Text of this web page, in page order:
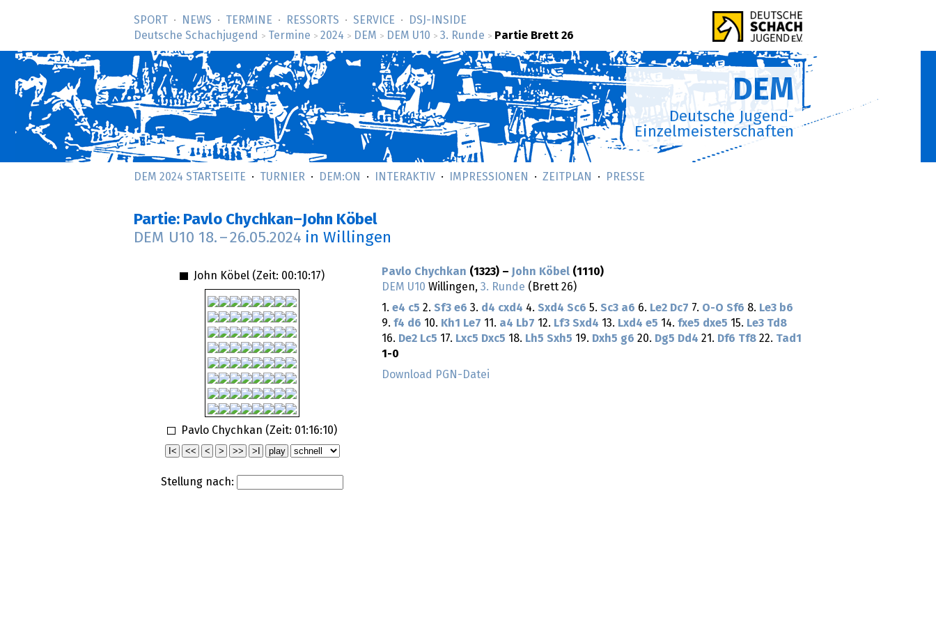
SPORT NEWS TERMINE RESSORTS SERVICE
DSJ-­INSIDE
Deutsche Schachjugend
> Termine > 2024 > DEM > DEM U10 > 3. Runde > Partie Brett 26
DEM
Deutsche Jugend-
Einzelmeisterschaften
DEM 2024 STARTSEITE TURNIER DEM:ON INTERAKTIV IMPRESSIONEN ZEITPLAN PRESSE
Partie: Pavlo Chychkan–John Köbel
DEM U10 18. –26.05.2024 in Willingen
John Köbel (Zeit: 00:10:17)
Pavlo Chychkan (Zeit: 01:16:10)
Stellung nach:
Pavlo Chychkan (1323) – John Köbel (1110)
DEM U10 Willingen, 3. Runde (Brett 26)
1. e4 c5 2. Sf3 e6 3. d4 cxd4 4. Sxd4 Sc6 5. Sc3 a6 6. Le2 Dc7 7. O-O Sf6 8. Le3 b6
9. f4 d6 10. Kh1 Le7 11. a4 Lb7 12. Lf3 Sxd4 13. Lxd4 e5 14. fxe5 dxe5 15. Le3 Td8
16. De2 Lc5 17. Lxc5 Dxc5 18. Lh5 Sxh5 19. Dxh5 g6 20. Dg5 Dd4 21. Df6 Tf8 22. Tad1
1-0
Download PGN-Datei